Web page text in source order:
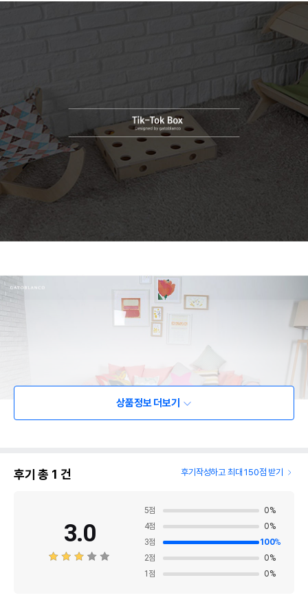
상품정보 더보기
후기 총 1 건 후기작성하고 최대 150점 받기
3.0
5점 0%
4점 0%
3점 100%
2점 0%
1 점 0%